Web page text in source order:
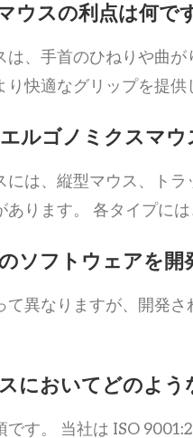
ウスの利点は何で
は、手首のひねりや曲
快適なグリップを提供
ルゴノミクスマ
には、縦型マウス、ト
あります。 各タイプに
ソフトウェアを開
て異なりますが、開発
においてどのよ
です。 当社は ISO